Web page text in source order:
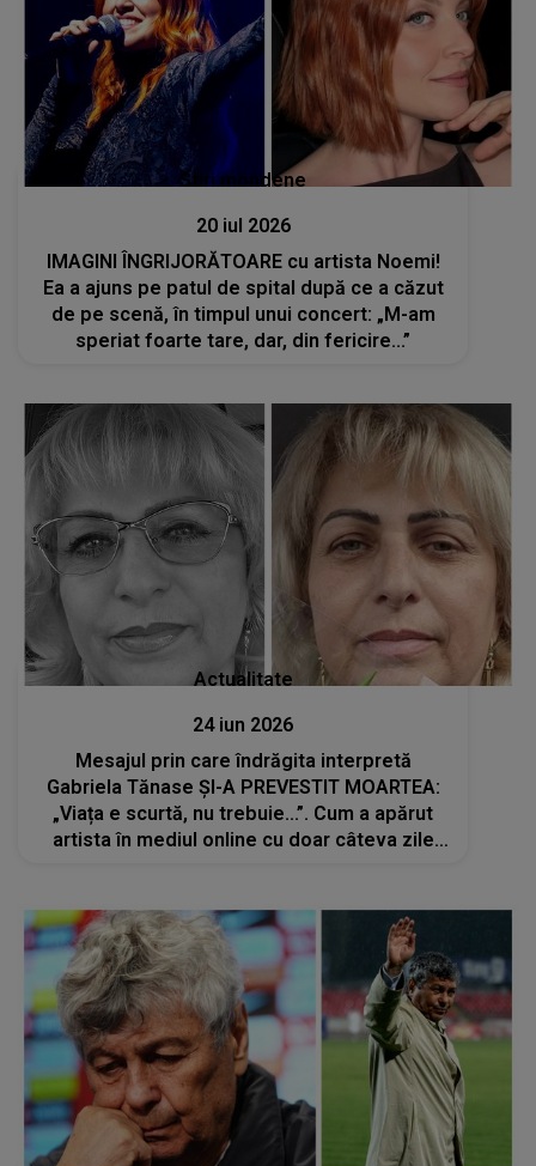
Stiri mondene
20 iul 2026
IMAGINI ÎNGRIJORĂTOARE cu artista Noemi!
Ea a ajuns pe patul de spital după ce a căzut
de pe scenă, în timpul unui concert: „M-am
speriat foarte tare, dar, din fericire...”
Actualitate
24 iun 2026
Mesajul prin care îndrăgita interpretă
Gabriela Tănase ȘI-A PREVESTIT MOARTEA:
„Viața e scurtă, nu trebuie...”. Cum a apărut
artista în mediul online cu doar câteva zile